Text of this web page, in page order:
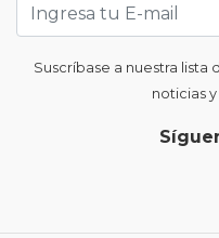
Suscríbase a nuestra
noticias